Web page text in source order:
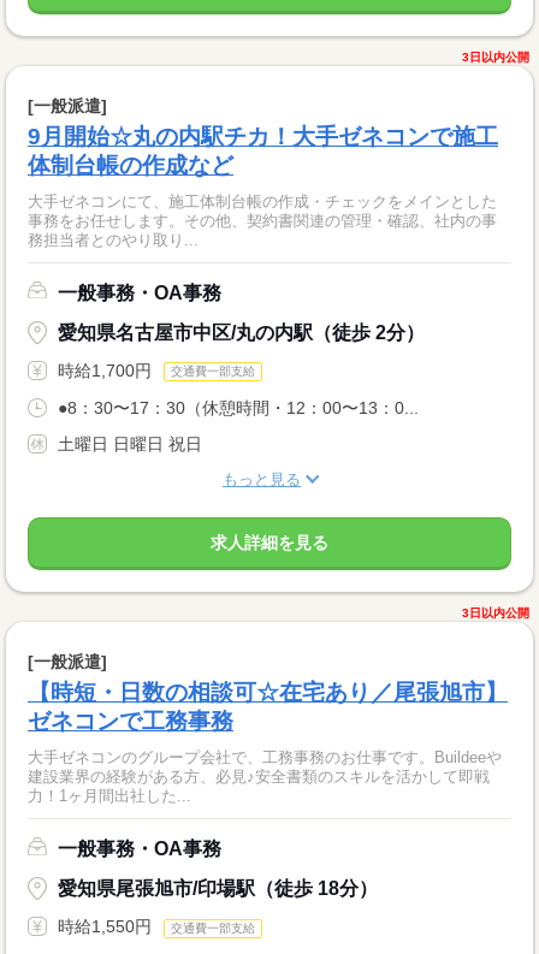
3日以内公開
[一般派遣]
9月開始☆丸の内駅チカ！大手ゼネコンで施工
体制台帳の作成など
大手ゼネコンにて、施工体制台帳の作成・チェックをメインとした
事務をお任せします。その他、契約書関連の管理・確認、社内の事
務担当者とのやり取り...
一般事務・OA事務
愛知県名古屋市中区/丸の内駅（徒歩 2分）
時給1,700円 交通費一部支給
●8：30〜17：30（休憩時間・12：00〜13：0...
土曜日 日曜日 祝日
もっと見る
求人詳細を見る
3日以内公開
[一般派遣]
【時短・日数の相談可☆在宅あり／尾張旭市】
ゼネコンで工務事務
大手ゼネコンのグループ会社で、工務事務のお仕事です。Buildeeや
建設業界の経験がある方、必見♪安全書類のスキルを活かして即戦
力！1ヶ月間出社した...
一般事務・OA事務
愛知県尾張旭市/印場駅（徒歩 18分）
時給1,550円 交通費一部支給